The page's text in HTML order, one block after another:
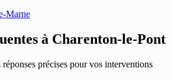
Marne
à Charenton-le-Pont
précises pour vos interventions